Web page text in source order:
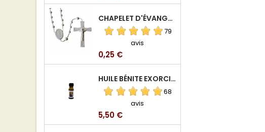
CHAPELET D'ÉVANGÉLISATION
79
avis
Prix
0,25 €
HUILE BÉNITE EXORCISÉE
68
avis
Prix
5,50 €